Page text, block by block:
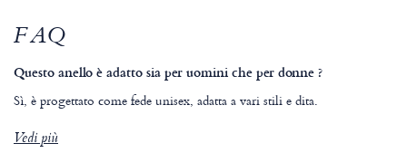
FAQ
Questo anello è adatto sia per uomini che per donne ?
Sì, è progettato come fede unisex, adatta a vari stili e dita.
Vedi più